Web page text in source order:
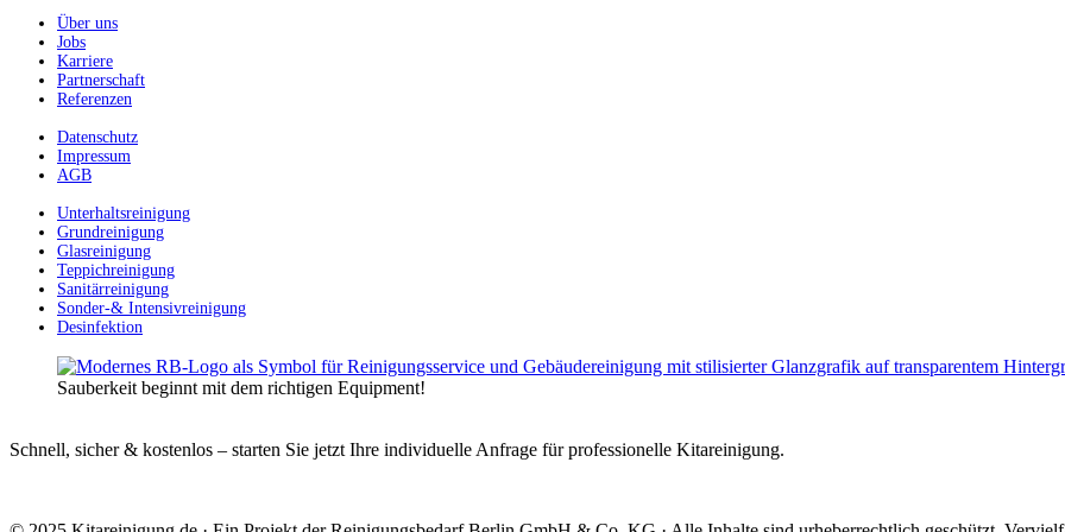
Über uns
Jobs
Karriere
Partnerschaft
Referenzen
Datenschutz
Impressum
AGB
Unterhaltsreinigung
Grundreinigung
Glasreinigung
Teppichreinigung
Sanitärreinigung
Sonder-& Intensivreinigung
Desinfektion
Sauberkeit beginnt mit dem richtigen Equipment!
Schnell, sicher & kostenlos – starten Sie jetzt Ihre individuelle Anfrage für professionelle Kitareinigung.